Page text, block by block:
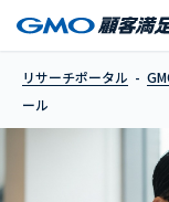
リサーチポータル
ール